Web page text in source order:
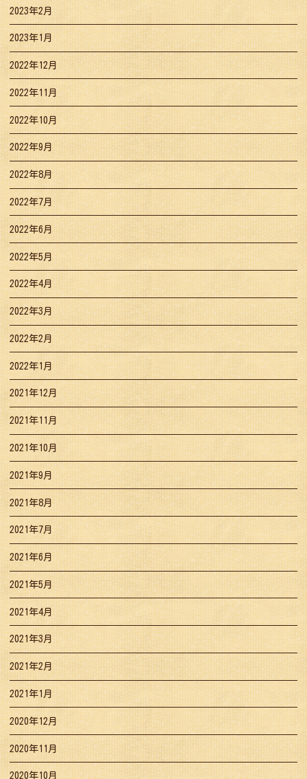
2023年2月
2023年1月
2022年12月
2022年11月
2022年10月
2022年9月
2022年8月
2022年7月
2022年6月
2022年5月
2022年4月
2022年3月
2022年2月
2022年1月
2021年12月
2021年11月
2021年10月
2021年9月
2021年8月
2021年7月
2021年6月
2021年5月
2021年4月
2021年3月
2021年2月
2021年1月
2020年12月
2020年11月
2020年10月